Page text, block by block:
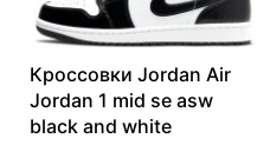
Кроссовки Jordan Air
Jordan 1 mid se asw
black and white